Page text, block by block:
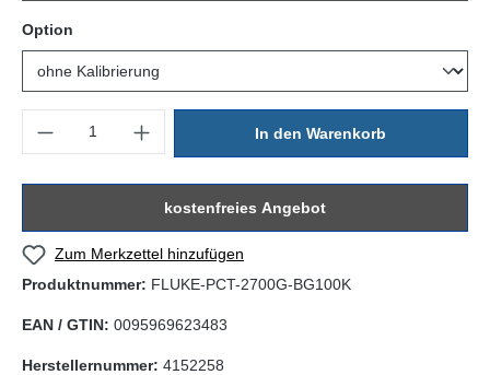
Option
In den Warenkorb
kostenfreies Angebot
Zum Merkzettel hinzufügen
Produktnummer: FLUKE-PCT-2700G-BG100K
EAN / GTIN: 0095969623483
Herstellernummer: 4152258